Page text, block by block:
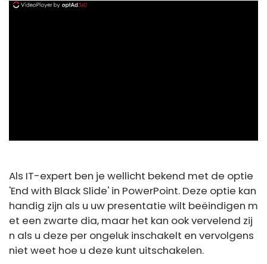
Als IT-expert ben je wellicht bekend met de optie
'End with Black Slide' in PowerPoint. Deze optie kan
handig zijn als u uw presentatie wilt beëindigen m
et een zwarte dia, maar het kan ook vervelend zij
n als u deze per ongeluk inschakelt en vervolgens
niet weet hoe u deze kunt uitschakelen.